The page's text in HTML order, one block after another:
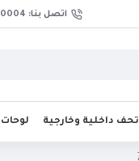
اتصل بنا: 0583510004
تحف داخلية وخارجية لوحات